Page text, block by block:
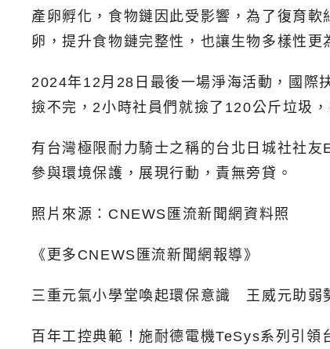
產卵孵化，食物鏈因此受影響，為了復育
卵，提升食物鏈完整性，也讓生物多樣性
2024年12月28日最後一場淨海活動，國際
撿不完，2小時社員們就撿了120公斤垃圾
有台灣極限耐力騎士之稱的台北日城社社
參與環境保護，展現行動，責無旁貸。
照片來源：CNEWS匯流新聞網資料照
《更多CNEWS匯流新聞網報導》
三重元氣小學堂喚起環保意識 王威元助弱
百年工控典範！施耐德電機TeSys系列引領